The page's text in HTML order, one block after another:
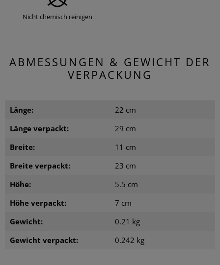
Nicht chemisch reinigen
ABMESSUNGEN & GEWICHT DER
VERPACKUNG
Länge:
22 cm
Länge verpackt:
29 cm
Breite:
11 cm
Breite verpackt:
23 cm
Höhe:
5.5 cm
Höhe verpackt:
7 cm
Gewicht:
0.21 kg
Gewicht verpackt:
0.242 kg